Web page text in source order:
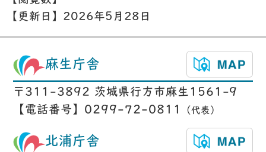
【更新日】 2026年5月28日
麻生庁舎
〒311-3892 茨城県行方市麻生1561-9
【電話番号】0299-72-0811
（代表）
北浦庁舎